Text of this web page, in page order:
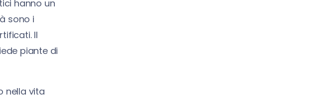
hanno un
sono i
Il
piante di
nella vita